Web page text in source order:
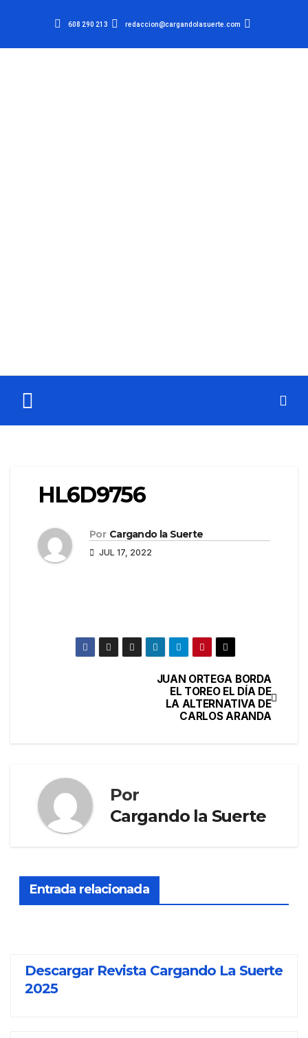
608 290 213 redaccion@cargandolasuerte.com
HL6D9756
Por Cargando la Suerte
JUL 17, 2022
JUAN ORTEGA BORDA
EL TOREO EL DÍA DE
LA ALTERNATIVA DE
CARLOS ARANDA
Por
Cargando la Suerte
Entrada relacionada
Descargar Revista Cargando La Suerte
2025